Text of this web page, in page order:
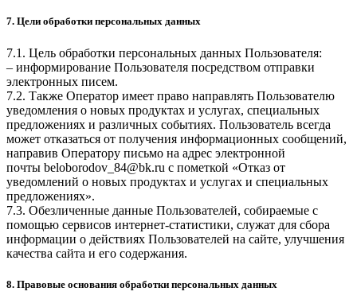
7. Цели обработки персональных данных
7.1. Цель обработки персональных данных Пользователя:
– информирование Пользователя посредством отправки
электронных писем.
7.2. Также Оператор имеет право направлять Пользователю
уведомления о новых продуктах и услугах, специальных
предложениях и различных событиях. Пользователь всегда
может отказаться от получения информационных сообщений,
направив Оператору письмо на адрес электронной
почты beloborodov_84@bk.ru с пометкой «Отказ от
уведомлений о новых продуктах и услугах и специальных
предложениях».
7.3. Обезличенные данные Пользователей, собираемые с
помощью сервисов интернет-статистики, служат для сбора
информации о действиях Пользователей на сайте, улучшения
качества сайта и его содержания.
8. Правовые основания обработки персональных данных